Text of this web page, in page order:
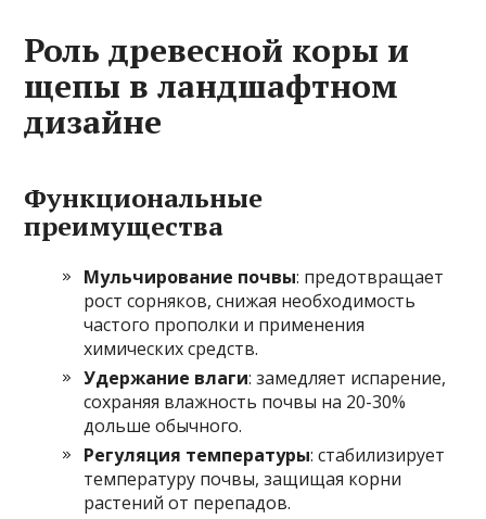
Роль древесной коры и
щепы в ландшафтном
дизайне
Функциональные
преимущества
Мульчирование почвы: предотвращает
рост сорняков, снижая необходимость
частого прополки и применения
химических средств.
Удержание влаги: замедляет испарение,
сохраняя влажность почвы на 20-30%
дольше обычного.
Регуляция температуры: стабилизирует
температуру почвы, защищая корни
растений от перепадов.